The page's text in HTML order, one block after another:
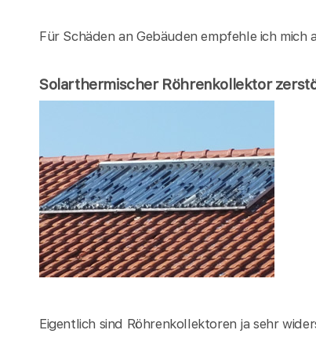
Für Schäden an Gebäuden empfehle ich mich
Solarthermischer Röhrenkollektor
Eigentlich sind Röhrenkollektoren ja sehr